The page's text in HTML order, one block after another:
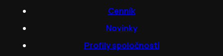
Cenník
Novinky
Profily spoločností